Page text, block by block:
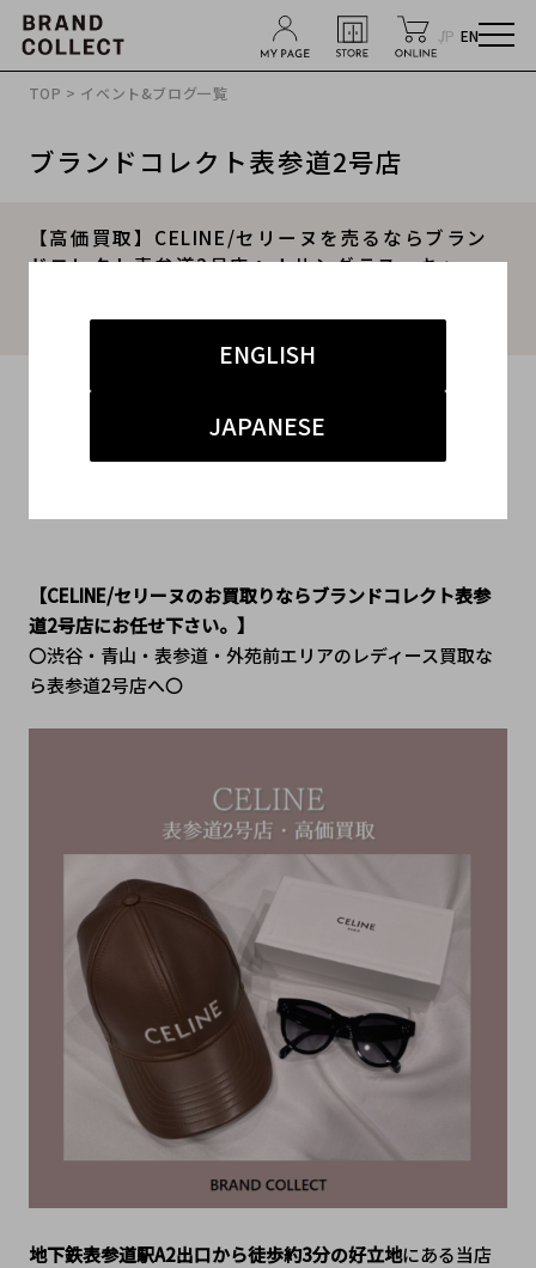
JP EN
ENGLISH
JAPANESE
TOP > イベント&ブログ一覧
ブランドコレクト表参道2号店
【高価買取】CELINE/セリーヌを売るならブラン
ドコレクト表参道2号店へ！サングラス・キャッ
化中です！
2025.05.03
#表参道2号店
#買取
【CELINE/セリーヌのお買取りならブランドコレクト表参
道2号店にお任せ下さい。】
〇渋谷・青山・表参道・外苑前エリアのレディース買取な
ら表参道2号店へ〇
地下鉄表参道駅A2出口から徒歩約3分の好立地にある当店